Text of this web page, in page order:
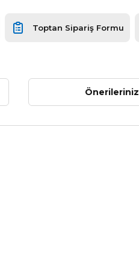
Toptan Sipariş Formu
Önerileriniz